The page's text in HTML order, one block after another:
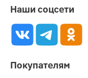
Наши соцсети
Покупателям